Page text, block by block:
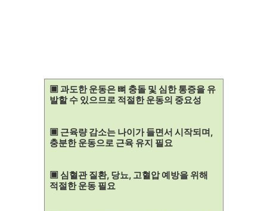
▣ 과도한 운동은 뼈 충돌 및 심한 통증을 유
발할 수 있으므로 적절한 운동의 중요성
▣ 근육량 감소는 나이가 들면서 시작되며,
충분한 운동으로 근육 유지 필요
▣ 심혈관 질환, 당뇨, 고혈압 예방을 위해
적절한 운동 필요